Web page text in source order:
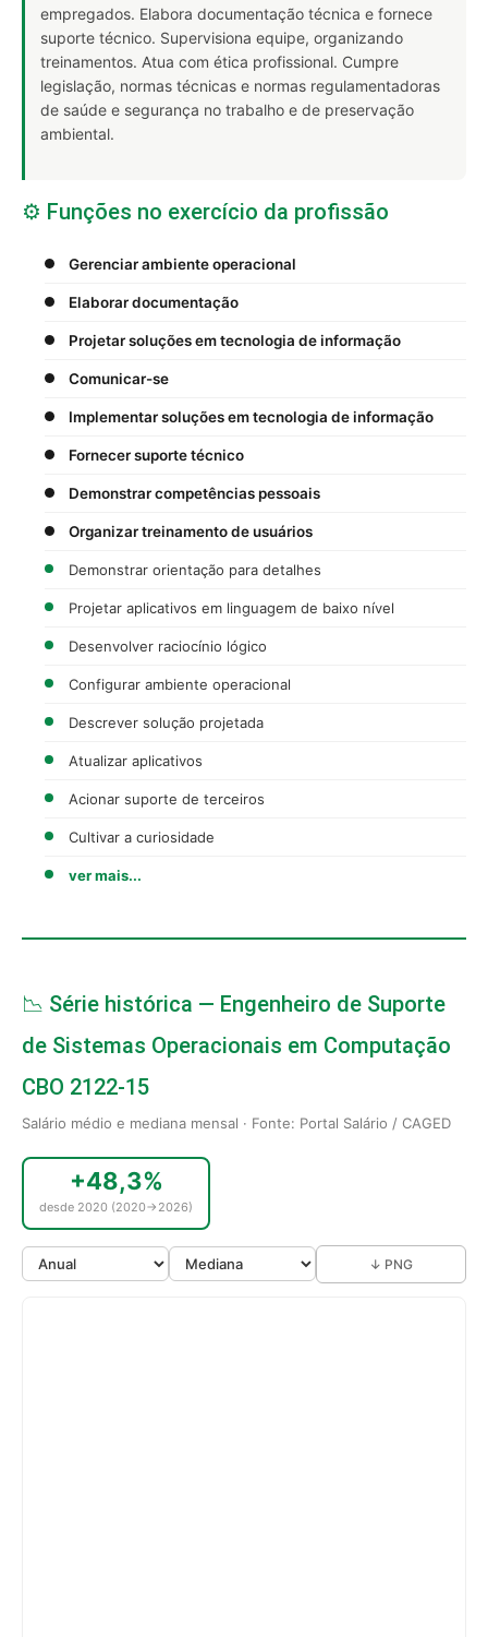
empregados. Elabora documentação técnica e fornece
suporte técnico. Supervisiona equipe, organizando
treinamentos. Atua com ética profissional. Cumpre
legislação, normas técnicas e normas regulamentadoras
de saúde e segurança no trabalho e de preservação
ambiental.
⚙️ Funções no exercício da profissão
Gerenciar ambiente operacional
Elaborar documentação
Projetar soluções em tecnologia de informação
Comunicar-se
Implementar soluções em tecnologia de informação
Fornecer suporte técnico
Demonstrar competências pessoais
Organizar treinamento de usuários
Demonstrar orientação para detalhes
Projetar aplicativos em linguagem de baixo nível
Desenvolver raciocínio lógico
Configurar ambiente operacional
Descrever solução projetada
Atualizar aplicativos
Acionar suporte de terceiros
Cultivar a curiosidade
ver mais...
📉 Série histórica — Engenheiro de Suporte
de Sistemas Operacionais em Computação
CBO 2122-15
Salário médio e mediana mensal · Fonte: Portal Salário / CAGED
+48,3%
desde 2020 (2020→2026)
↓ PNG